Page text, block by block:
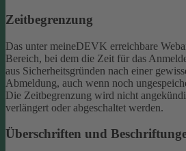
Zeitbegrenzung
Das unter meineDEVK erreichbare
Bereich, bei dem die Zeit für das
aus Sicherheitsgründen nach einer
Abmeldung, auch wenn noch
Die Zeitbegrenzung wird nicht
verlängert oder abgeschaltet werden.
Überschriften und